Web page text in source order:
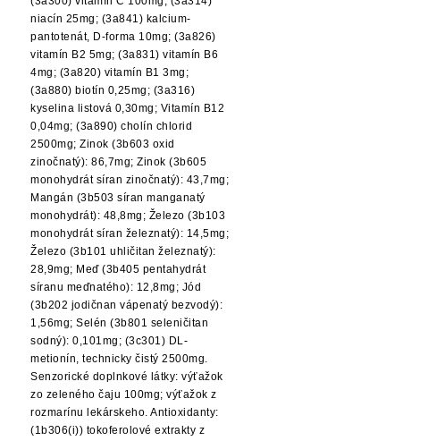
niacín 25mg; (3a841) kalcium-
pantotenát, D-forma 10mg; (3a826)
vitamín B2 5mg; (3a831) vitamín B6
4mg; (3a820) vitamín B1 3mg;
(3a880) biotín 0,25mg; (3a316)
kyselina listová 0,30mg; Vitamín B12
0,04mg; (3a890) cholín chlorid
2500mg; Zinok (3b603 oxid
zinočnatý): 86,7mg; Zinok (3b605
monohydrát síran zinočnatý): 43,7mg;
Mangán (3b503 síran manganatý
monohydrát): 48,8mg; Železo (3b103
monohydrát síran železnatý): 14,5mg;
Železo (3b101 uhličitan železnatý):
28,9mg; Meď (3b405 pentahydrát
síranu meďnatého): 12,8mg; Jód
(3b202 jodičnan vápenatý bezvodý):
1,56mg; Selén (3b801 seleničitan
sodný): 0,101mg; (3c301) DL-
metionín, technicky čistý 2500mg.
Senzorické doplnkové látky: výťažok
zo zeleného čaju 100mg; výťažok z
rozmarínu lekárskeho. Antioxidanty:
(1b306(i)) tokoferolové extrakty z